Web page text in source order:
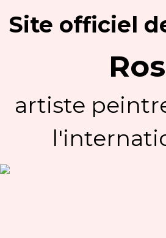
Site officiel
Ros
artiste